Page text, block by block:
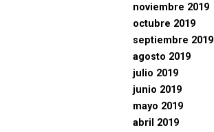
noviembre 2019
octubre 2019
septiembre 2019
agosto 2019
julio 2019
junio 2019
mayo 2019
abril 2019